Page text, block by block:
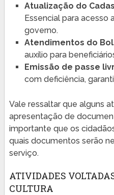
Atualização do
Essencial para acesso
governo.
Atendimentos do
auxílio para
Emissão de passe
com deficiência,
Vale ressaltar que alguns
apresentação de
importante que os
quais documentos serão
serviço.
ATIVIDADES
CULTURA